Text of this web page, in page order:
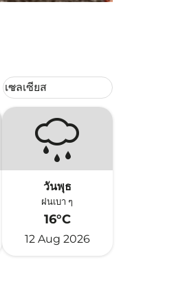
Weather unit option เซลเซียส
เซลเซียส
keyboard_arrow_down
วันพุธ
ฝนเบา ๆ
16°C
12 Aug 2026